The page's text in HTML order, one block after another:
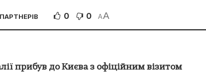
0 0 AA
прибув до Києва з офіційним візитом